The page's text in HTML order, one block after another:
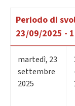
Periodo di
23/09/2025 -
martedì, 23
settembre
2025